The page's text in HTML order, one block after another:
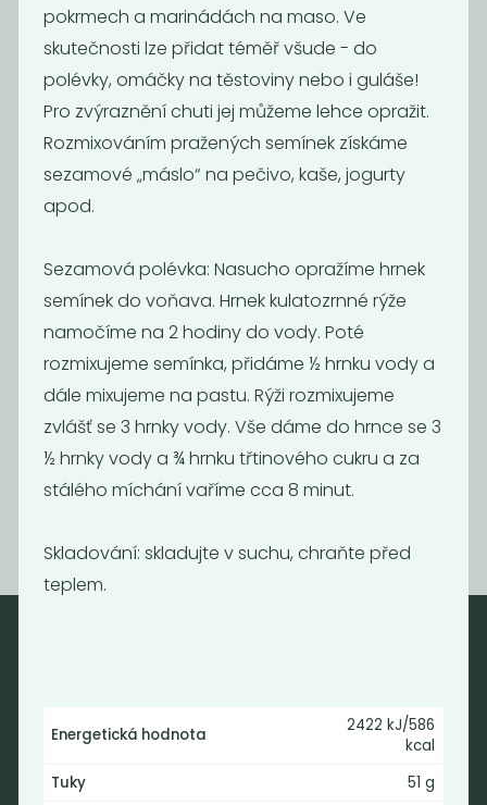
Konopné
semínko
380Kč/ Kg
Slunečnicové
semínko BIO
85 Kč/ Kg
Mák modrý
199Kč/ Kg
Kukuřice na
popcorn BIO
109Kč/ Kg
Bezobalové vegan potraviny
drogerie a minikavárna
pokrmech a marinádách na maso. Ve
skutečnosti lze přidat téměř všude - do
polévky, omáčky na těstoviny nebo i guláše!
Pro zvýraznění chuti jej můžeme lehce opražit.
Rozmixováním pražených semínek získáme
sezamové „máslo“ na pečivo, kaše, jogurty
apod.
Sezamová polévka: Nasucho opražíme hrnek
semínek do voňava. Hrnek kulatozrnné rýže
namočíme na 2 hodiny do vody. Poté
rozmixujeme semínka, přidáme ½ hrnku vody a
dále mixujeme na pastu. Rýži rozmixujeme
zvlášť se 3 hrnky vody. Vše dáme do hrnce se 3
½ hrnky vody a ¾ hrnku třtinového cukru a za
stálého míchání vaříme cca 8 minut.
Skladování: skladujte v suchu, chraňte před
teplem.
Energetická hodnota
2422 kJ/586
kcal
Tuky
51 g